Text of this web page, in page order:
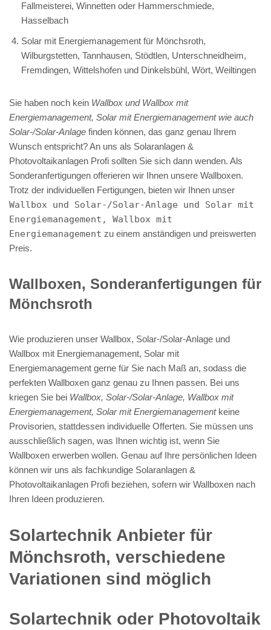
Fallmeisterei, Winnetten oder Hammerschmiede,
Hasselbach
Solar mit Energiemanagement für Mönchsroth,
Wilburgstetten, Tannhausen, Stödtlen, Unterschneidheim,
Fremdingen, Wittelshofen und Dinkelsbühl, Wört, Weiltingen
Sie haben noch kein Wallbox und Wallbox mit
Energiemanagement, Solar mit Energiemanagement wie auch
Solar-/Solar-Anlage finden können, das ganz genau Ihrem
Wunsch entspricht? An uns als Solaranlagen &
Photovoltaikanlagen Profi sollten Sie sich dann wenden. Als
Sonderanfertigungen offerieren wir Ihnen unsere Wallboxen.
Trotz der individuellen Fertigungen, bieten wir Ihnen unser
Wallbox und Solar-/Solar-Anlage und Solar mit
Energiemanagement, Wallbox mit
Energiemanagement zu einem anständigen und preiswerten
Preis.
Wallboxen, Sonderanfertigungen für
Mönchsroth
Wie produzieren unser Wallbox, Solar-/Solar-Anlage und
Wallbox mit Energiemanagement, Solar mit
Energiemanagement gerne für Sie nach Maß an, sodass die
perfekten Wallboxen ganz genau zu Ihnen passen. Bei uns
kriegen Sie bei Wallbox, Solar-/Solar-Anlage, Wallbox mit
Energiemanagement, Solar mit Energiemanagementkeine
Provisorien, stattdessen individuelle Offerten. Sie müssen uns
ausschließlich sagen, was Ihnen wichtig ist, wenn Sie
Wallboxen erwerben wollen. Genau auf Ihre persönlichen Ideen
können wir uns als fachkundige Solaranlagen &
Photovoltaikanlagen Profi beziehen, sofern wir Wallboxen nach
Ihren Ideen produzieren.
Solartechnik Anbieter für
Mönchsroth, verschiedene
Variationen sind möglich
Solartechnik oder Photovoltaik